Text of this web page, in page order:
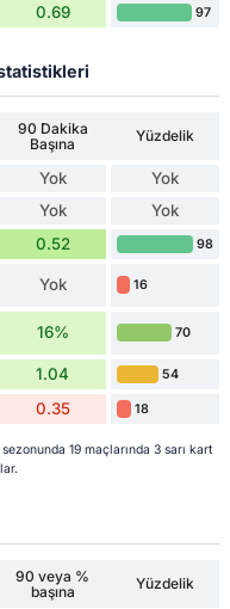
0.69 97
90 Dakika
Başına
Yüzdelik
Yok Yok
Yok Yok
0.52 98
Yok 16
16% 70
1.04 54
0.35 18
19 maçlarında 3 sarı kart
90 veya %
başına
Yüzdelik